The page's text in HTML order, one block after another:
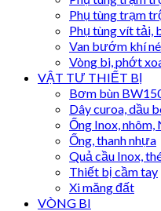
Phụ tùng trạm
Phụ tùng vít tải,
Van bướm khí
Vòng bi, phớt
VẬT TƯ THIẾT BỊ
Bơm bùn
Dây curoa, dầu
Ống Inox, nhôm,
Ống, thanh nhựa
Quả cầu Inox,
Thiết bị cầm tay
Xi măng đất
VÒNG BI